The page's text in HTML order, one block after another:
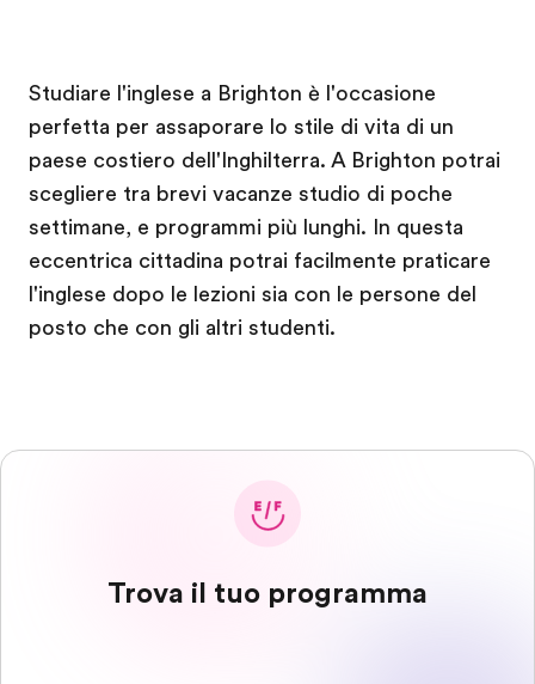
La nostra organizzazione
Carriera
Lavora con noi
Studiare l'inglese a Brighton è l'occasione
perfetta per assaporare lo stile di vita di un
paese costiero dell'Inghilterra. A Brighton potrai
scegliere tra brevi vacanze studio di poche
settimane, e programmi più lunghi. In questa
eccentrica cittadina potrai facilmente praticare
l'inglese dopo le lezioni sia con le persone del
posto che con gli altri studenti.
Trova il tuo programma